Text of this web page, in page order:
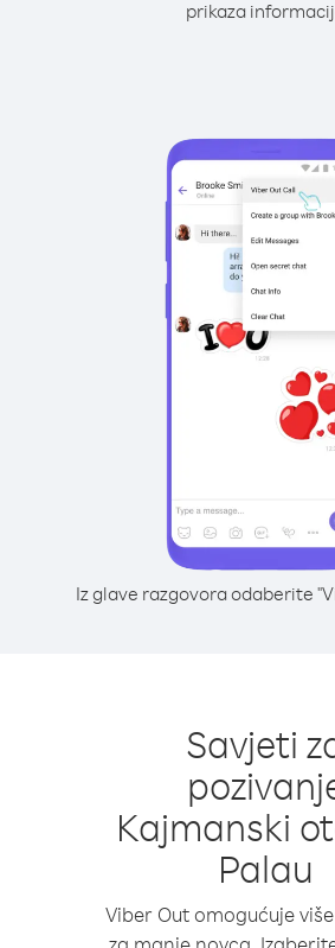
prikaza
Iz glave razgovora odaberite
Savjeti
Kajmanski
Palau
Viber Out omogućuje